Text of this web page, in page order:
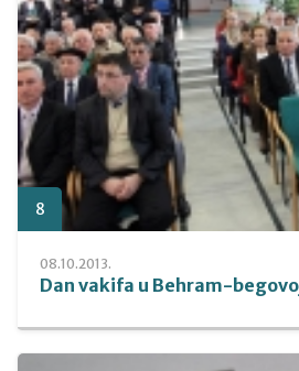
8
08.10.2013.
Dan vakifa u Behram-